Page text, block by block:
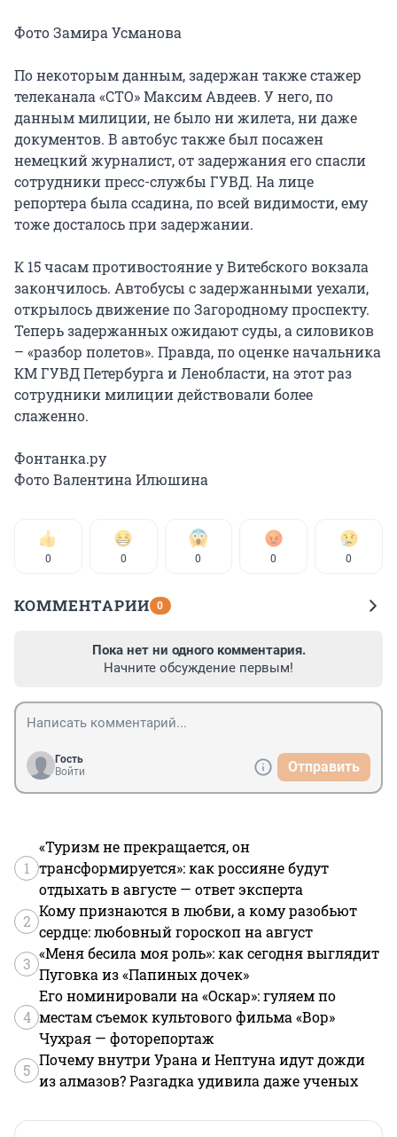
Фото Замира Усманова
По некоторым данным, задержан также стажер
телеканала «СТО» Максим Авдеев. У него, по
данным милиции, не было ни жилета, ни даже
документов. В автобус также был посажен
немецкий журналист, от задержания его спасли
сотрудники пресс-службы ГУВД. На лице
репортера была ссадина, по всей видимости, ему
тоже досталось при задержании.
К 15 часам противостояние у Витебского вокзала
закончилось. Автобусы с задержанными уехали,
открылось движение по Загородному проспекту.
Теперь задержанных ожидают суды, а силовиков
– «разбор полетов». Правда, по оценке начальника
КМ ГУВД Петербурга и Ленобласти, на этот раз
сотрудники милиции действовали более
слаженно.
Фонтанка.ру
Фото Валентина Илюшина
0 0 0 0 0
КОММЕНТАРИИ 0
Пока нет ни одного комментария.
Начните обсуждение первым!
Гость
Войти
Отправить
1
«Туризм не прекращается, он
трансформируется»: как россияне будут
отдыхать в августе — ответ эксперта
2
Кому признаются в любви, а кому разобьют
сердце: любовный гороскоп на август
3
«Меня бесила моя роль»: как сегодня выглядит
Пуговка из «Папиных дочек»
4
Его номинировали на «Оскар»: гуляем по
местам съемок культового фильма «Вор»
Чухрая — фоторепортаж
5
Почему внутри Урана и Нептуна идут дожди
из алмазов? Разгадка удивила даже ученых